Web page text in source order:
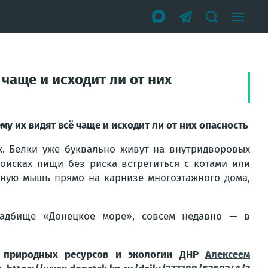
и исходит ли от них
их видят всё чаще и исходит ли от них опасность
Белки уже буквально живут на внутридворовых
пищи без риска встретиться с котами или
мышь прямо на карнизе многоэтажного дома,
«Донецкое море», совсем недавно — в
ресурсов и экологии ДНР Алексеем